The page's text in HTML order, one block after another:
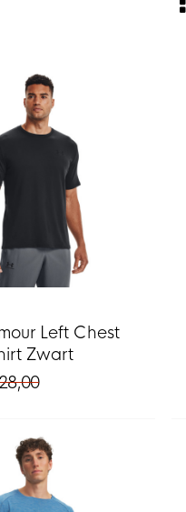
Left Chest
Zwart